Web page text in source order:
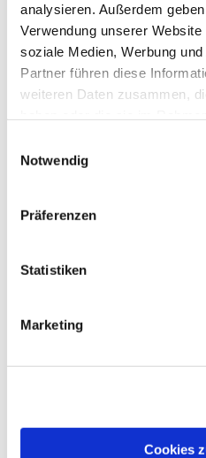
analysieren. Außerdem
Verwendung unserer
soziale Medien, Werbung
Partner führen diese
weiteren Daten zusammen,
Notwendig
Präferenzen
Statistiken
Marketing
Cookies